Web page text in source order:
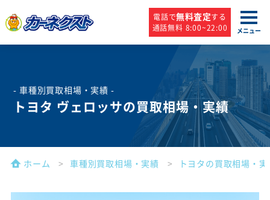
電話で無料査定する
通話無料 8:00~22:00
メニュー
- 車種別買取相場・実績 -
トヨタ ヴェロッサの買取相場・実績
ホーム 車種別買取相場・実績 トヨタの買取相場・